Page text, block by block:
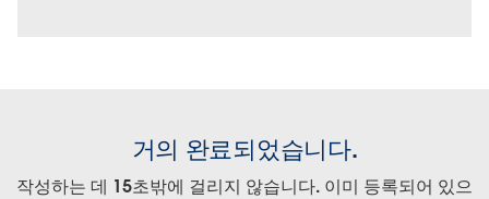
거의 완료되었습니다.
작성하는 데 15초밖에 걸리지 않습니다. 이미 등록되어 있으